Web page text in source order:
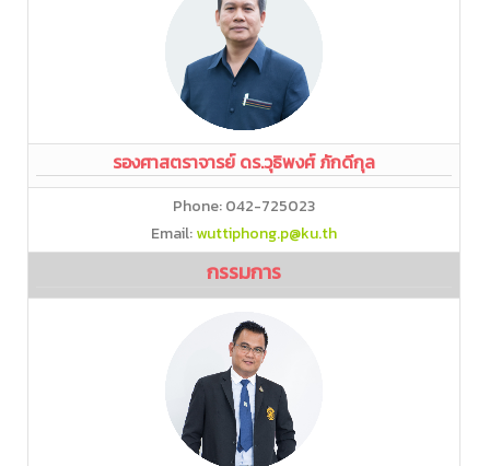
รองศาสตราจารย์ ดร.วุธิพงศ์ ภักดีกุล
Phone: 042-725023
Email:wuttiphong.p@ku.th
กรรมการ